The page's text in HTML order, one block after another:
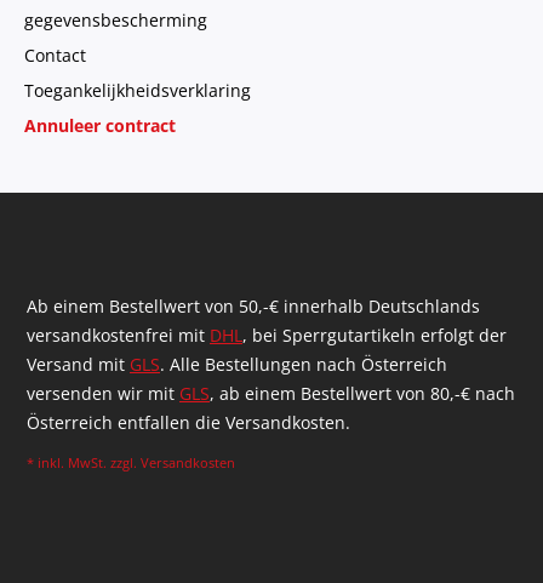
gegevensbescherming
Contact
Toegankelijkheidsverklaring
Annuleer contract
Ab einem Bestellwert von 50,-€ innerhalb Deutschlands
versandkostenfrei mit DHL, bei Sperrgutartikeln erfolgt der
Versand mit GLS. Alle Bestellungen nach Österreich
versenden wir mit GLS, ab einem Bestellwert von 80,-€ nach
Österreich entfallen die Versandkosten.
* inkl. MwSt. zzgl. Versandkosten